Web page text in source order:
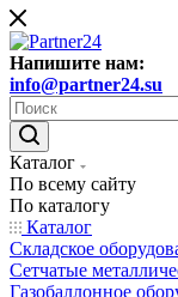
Напишите нам:
info@partner24.su
Каталог
По всему сайту
По каталогу
Каталог
Складское
Сетчатые
Газобаллонное